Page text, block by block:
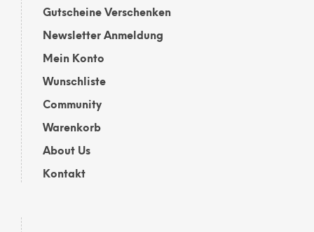
Produktseite
werden
Gutscheine Verschenken
Newsletter Anmeldung
Mein Konto
Wunschliste
Community
Warenkorb
About Us
Kontakt